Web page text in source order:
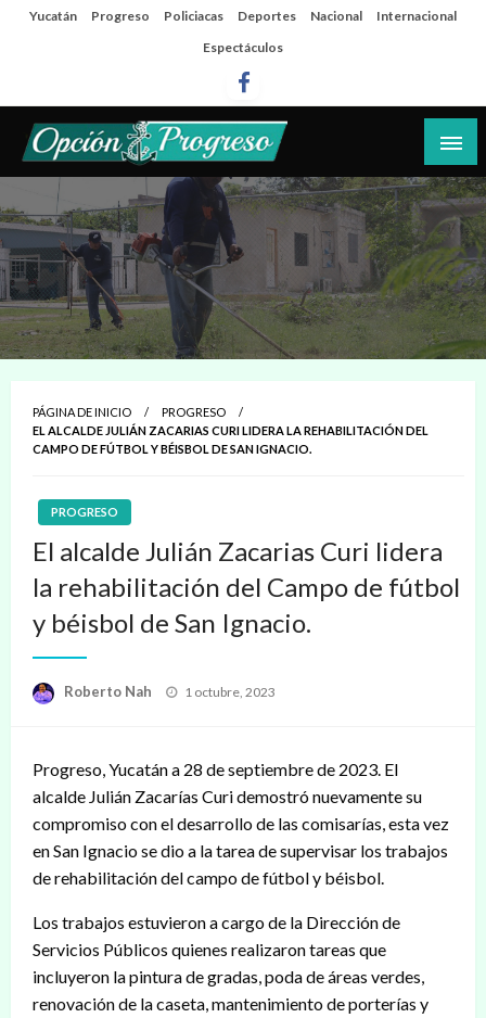
SaltaYucatán Progreso Policiacas Deportes Nacional
Internacional
Espectáculos
Opción Progreso
Las noticias del día a día del puerto
PÁGINA DE INICIO
PROGRESO
EL ALCALDE JULIÁN ZACARIAS CURI LIDERA LA REHABILITACIÓN DEL
CAMPO DE FÚTBOL Y BÉISBOL DE SAN IGNACIO.
PROGRESO
El alcalde Julián Zacarias Curi lidera
la rehabilitación del Campo de fútbol
y béisbol de San Ignacio.
Roberto Nah
Publicado
1 octubre, 2023
Progreso, Yucatán a 28 de septiembre de 2023. El
alcalde Julián Zacarías Curi demostró nuevamente su
compromiso con el desarrollo de las comisarías, esta vez
en San Ignacio se dio a la tarea de supervisar los trabajos
de rehabilitación del campo de fútbol y béisbol.
Los trabajos estuvieron a cargo de la Dirección de
Servicios Públicos quienes realizaron tareas que
incluyeron la pintura de gradas, poda de áreas verdes,
renovación de la caseta, mantenimiento de porterías y